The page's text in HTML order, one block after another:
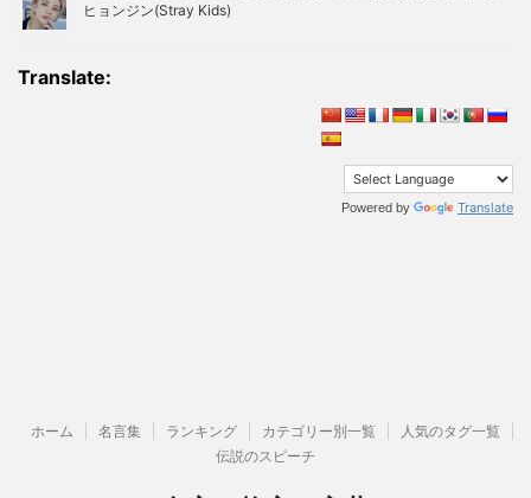
ヒョンジン(Stray Kids)
Translate:
Powered by Translate
ホーム 名言集 ランキング カテゴリー別一覧
人気のタグ一覧
伝説のスピーチ